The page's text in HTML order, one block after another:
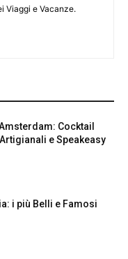
Viaggi e Vacanze.
Cocktail
e Speakeasy
i più Belli e Famosi